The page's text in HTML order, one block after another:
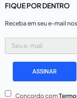
FIQUE POR DENTRO
Receba em seu e-mail
Seu
e-
ASSINAR
Concordo com